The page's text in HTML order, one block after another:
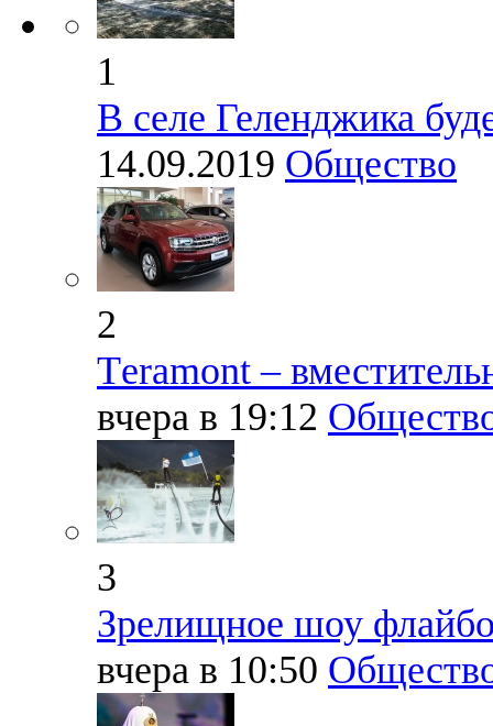
1
В селе Геленджика
14.09.2019 Общество
2
Тeramont –
вчера в 19:12
3
Зрелищное шоу
вчера в 10:50